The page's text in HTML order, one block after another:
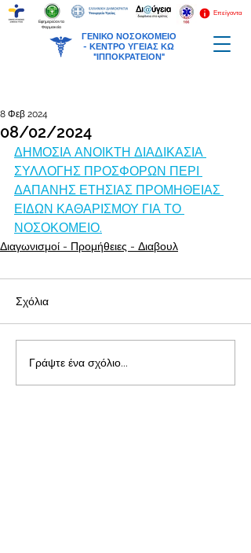
ΓΕΝΙΚΟ ΝΟΣΟΚΟΜΕΙΟ
- ΚΕΝΤΡΟ ΥΓΕΙΑΣ ΚΩ
"ΙΠΠΟΚΡΑΤΕΙΟΝ"
Επείγοντα
Εφημερεύοντα
Φαρμακεία
08/02/2024
8 Φεβ 2024
ΔΗΜΟΣΙΑ ΑΝΟΙΚΤΗ ΔΙΑΔΙΚΑΣΙΑ
ΣΥΛΛΟΓΗΣ ΠΡΟΣΦΟΡΩΝ ΠΕΡΙ
ΔΑΠΑΝΗΣ ΕΤΗΣΙΑΣ ΠΡΟΜΗΘΕΙΑΣ
ΕΙΔΩΝ ΚΑΘΑΡΙΣΜΟΥ ΓΙΑ ΤΟ
ΝΟΣΟΚΟΜΕΙΟ.
Διαγωνισμοί - Προμήθειες - Διαβουλ
Σχόλια
Γράψτε ένα σχόλιο...